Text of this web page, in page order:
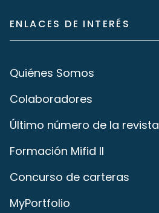
ENLACES DE INTERÉS
Quiénes Somos
Colaboradores
Último número de la revista
Formación Mifid II
Concurso de carteras
MyPortfolio